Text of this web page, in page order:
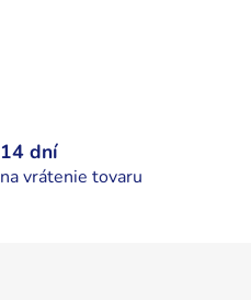
14 dní
na vrátenie tovaru